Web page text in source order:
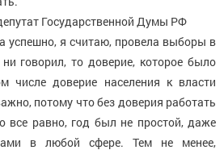
Государственной Думы РФ
успешно, я считаю, провела выборы в
говорил, то доверие, которое было
числе доверие населения к власти
потому что без доверия работать
все равно, год был не простой, даже
в любой сфере. Тем не менее,